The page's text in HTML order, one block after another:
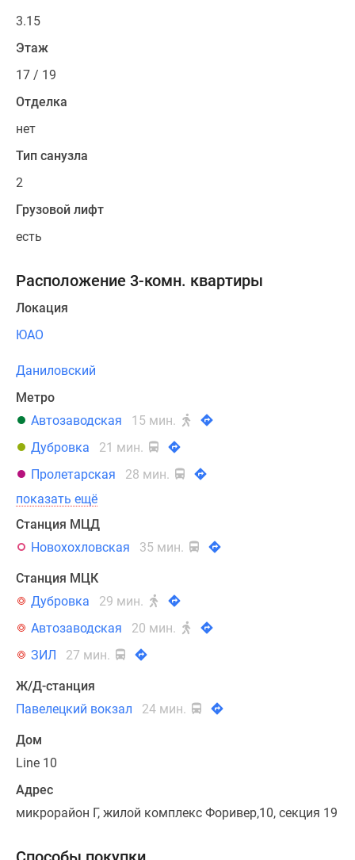
3.15
Этаж
17 / 19
Отделка
нет
Тип санузла
2
Грузовой лифт
есть
Расположение 3-комн. квартиры
Локация
ЮАО
Даниловский
Метро
Автозаводская
15 мин.
Дубровка
21 мин.
Пролетарская
28 мин.
показать ещё
Станция МЦД
Новохохловская
35 мин.
Станция МЦК
Дубровка
29 мин.
Автозаводская
20 мин.
ЗИЛ
27 мин.
Ж/Д-станция
Павелецкий вокзал
24 мин.
Дом
Line 10
Адрес
микрорайон Г, жилой комплекс Форивер,10, секция 19